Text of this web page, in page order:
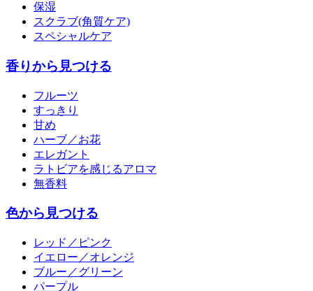
保湿
スクラブ(角質ケア)
スペシャルケア
香りから見つける
フルーツ
すっきり
甘め
ハーブ／お花
エレガント
ラトビアを感じるアロマ
無香料
色から見つける
レッド／ピンク
イエロー／オレンジ
ブルー／グリーン
パープル